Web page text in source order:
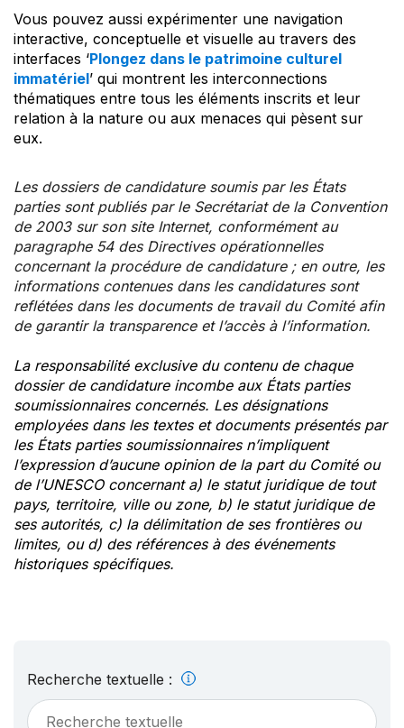
Vous pouvez aussi expérimenter une navigation
interactive, conceptuelle et visuelle au travers des
interfaces ‘Plongez dans le patrimoine culturel
immatériel’ qui montrent les interconnections
thématiques entre tous les éléments inscrits et leur
relation à la nature ou aux menaces qui pèsent sur
eux.
Les dossiers de candidature soumis par les États
parties sont publiés par le Secrétariat de la Convention
de 2003 sur son site Internet, conformément au
paragraphe 54 des Directives opérationnelles
concernant la procédure de candidature ; en outre, les
informations contenues dans les candidatures sont
reflétées dans les documents de travail du Comité afin
de garantir la transparence et l’accès à l’information.
La responsabilité exclusive du contenu de chaque
dossier de candidature incombe aux États parties
soumissionnaires concernés. Les désignations
employées dans les textes et documents présentés par
les États parties soumissionnaires n’impliquent
l’expression d’aucune opinion de la part du Comité ou
de l’UNESCO concernant a) le statut juridique de tout
pays, territoire, ville ou zone, b) le statut juridique de
ses autorités, c) la délimitation de ses frontières ou
limites, ou d) des références à des événements
historiques spécifiques.
Recherche textuelle :